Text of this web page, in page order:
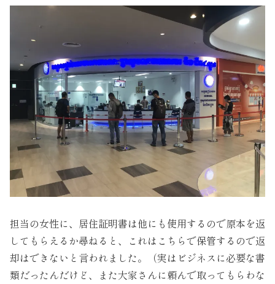
担当の女性に、居住証明書は他にも使用するので原本を返
してもらえるか尋ねると、これはこちらで保管するので返
却はできないと言われました。（実はビジネスに必要な書
類だったんだけど、また大家さんに頼んで取ってもらわな